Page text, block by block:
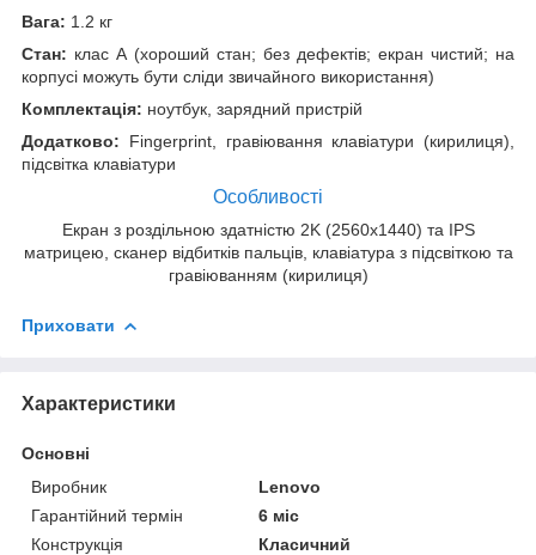
Вага: 1.2 кг
Стан: клас А (хороший стан; без дефектів; екран чистий; на
корпусі можуть бути сліди звичайного використання)
Комплектація: ноутбук, зарядний пристрій
Додатково: Fingerprint, гравіювання клавіатури (кирилиця),
підсвітка клавіатури
Особливості
Екран з роздільною здатністю 2K (2560x1440) та IPS
матрицею, сканер відбитків пальців, клавіатура з підсвіткою та
гравіюванням (кирилиця)
Приховати
Характеристики
Основні
Виробник
Lenovo
Гарантійний термін
6 міс
Конструкція
Класичний